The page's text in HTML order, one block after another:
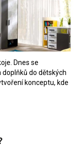
Dnes se
do dětských
konceptu, kde